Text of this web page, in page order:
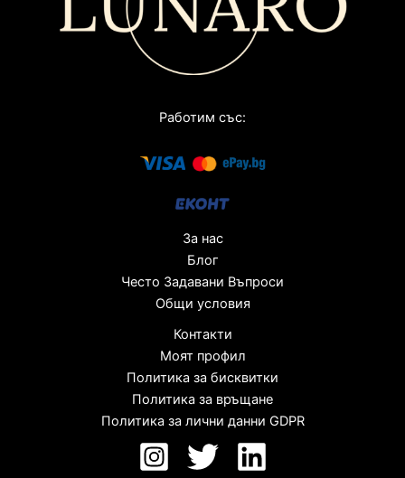
Работим със:
За нас
Блог
Често Задавани Въпроси
Общи условия
Контакти
Моят профил
Политика за бисквитки
Политика за връщане
Политика за лични данни GDPR